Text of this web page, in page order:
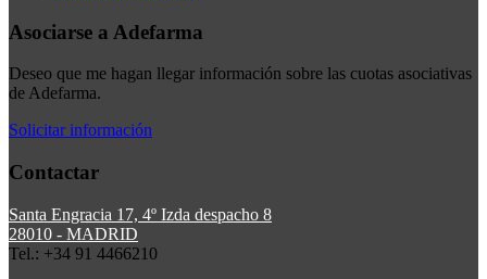
Asociarse a Adefarma
Deseo que me hagan llegar información sobre las cuotas asociativas
de Adefarma.
Solicitar información
Contactar
Santa Engracia 17, 4º Izda despacho 8
28010 - MADRID
Tel.: +34 91 4466210